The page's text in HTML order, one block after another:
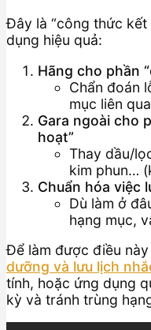
Đây là “công thức kết
dụng hiệu quả:
Hãng cho phần
Chẩn đoán
mục liên
Gara ngoài cho
hoạt”
Thay dầu/
kim phun…
Chuẩn hóa việc
Dù làm ở
hạng mục,
Để làm được điều
dưỡng và lưu lịch
tính, hoặc ứng dụng
kỳ và tránh trùng